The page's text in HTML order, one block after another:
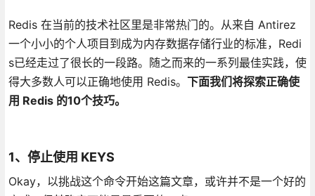
Redis 在当前的技术社区里是非常热门的。从来自 Antirez
一个小小的个人项目到成为内存数据存储行业的标准，Redi
s已经走过了很长的一段路。随之而来的一系列最佳实践，使
得大多数人可以正确地使用 Redis。 下面我们将探索正确使
用 Redis 的10个技巧。
1、停止使用 KEYS
Okay，以挑战这个命令开始这篇文章，或许并不是一个好的